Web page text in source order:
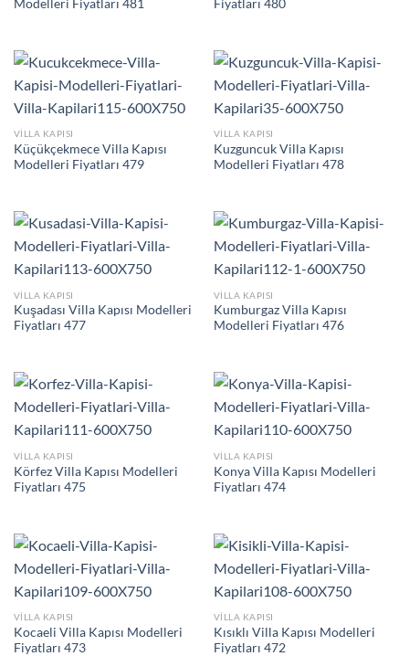
Modelleri Fiyatları 481 Fiyatları 480
VILLA KAPISI
Küçükçekmece Villa Kapısı
Modelleri Fiyatları 479
VILLA KAPISI
Kuzguncuk Villa Kapısı
Modelleri Fiyatları 478
VILLA KAPISI
Kuşadası Villa Kapısı Modelleri
Fiyatları 477
VILLA KAPISI
Kumburgaz Villa Kapısı
Modelleri Fiyatları 476
VILLA KAPISI
Körfez Villa Kapısı Modelleri
Fiyatları 475
VILLA KAPISI
Konya Villa Kapısı Modelleri
Fiyatları 474
VILLA KAPISI
Kocaeli Villa Kapısı Modelleri
Fiyatları 473
VILLA KAPISI
Kısıklı Villa Kapısı Modelleri
Fiyatları 472